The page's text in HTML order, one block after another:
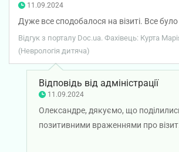
11.09.2024
Дуже все сподобалося на візиті. Все
Відгук з порталу Doc.ua. Фахівець: Курта
(Неврологія дитяча)
Відповідь від адміністрації
11.09.2024
Олександре, дякуємо, що
позитивними враженнями про